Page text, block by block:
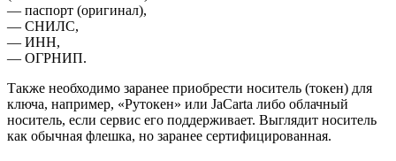
— паспорт (оригинал),
— СНИЛС,
— ИНН,
— ОГРНИП.
Также необходимо заранее приобрести носитель (токен) для
ключа, например, «Рутокен» или JaCarta либо облачный
носитель, если сервис его поддерживает. Выглядит носитель
как обычная флешка, но заранее сертифицированная.